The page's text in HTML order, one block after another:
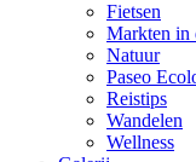
Fietsen
Markten in
Natuur
Paseo
Reistips
Wandelen
Wellness